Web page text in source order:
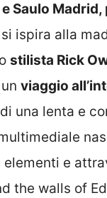
Saulo
ispira alla
stilista Rick
viaggio
una lenta e
elementi e
the walls of